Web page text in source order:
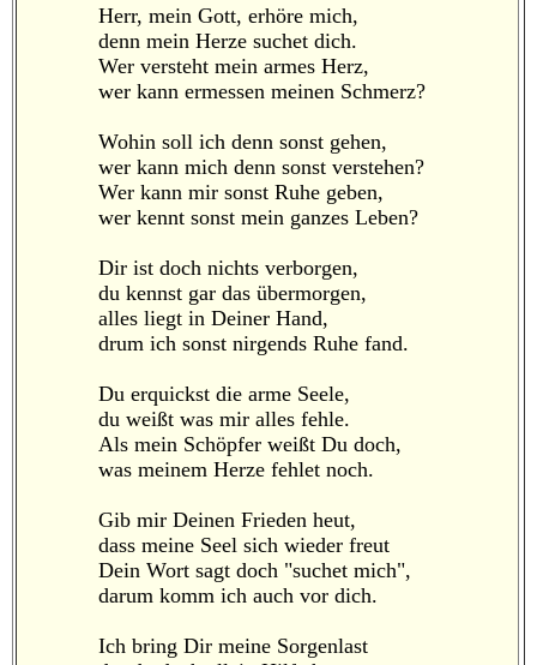
Herr, mein Gott, erhöre mich,
denn mein Herze suchet dich.
Wer versteht mein armes Herz,
wer kann ermessen meinen Schmerz?
Wohin soll ich denn sonst gehen,
wer kann mich denn sonst verstehen?
Wer kann mir sonst Ruhe geben,
wer kennt sonst mein ganzes Leben?
Dir ist doch nichts verborgen,
du kennst gar das übermorgen,
alles liegt in Deiner Hand,
drum ich sonst nirgends Ruhe fand.
Du erquickst die arme Seele,
du weißt was mir alles fehle.
Als mein Schöpfer weißt Du doch,
was meinem Herze fehlet noch.
Gib mir Deinen Frieden heut,
dass meine Seel sich wieder freut
Dein Wort sagt doch "suchet mich",
darum komm ich auch vor dich.
Ich bring Dir meine Sorgenlast